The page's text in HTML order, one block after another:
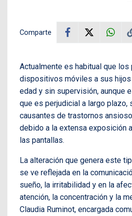
Comparte
Actualmente es habitual que los
dispositivos móviles a sus hijos
edad y sin supervisión, aunque
que es perjudicial a largo plazo,
causantes de trastornos
debido a la extensa exposición
las pantallas.
La alteración que genera este
se ve reflejada en la
sueño, la irritabilidad y en la
atención, la concentración y la
Claudia Ruminot, encargada